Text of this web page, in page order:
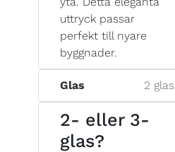
uttryck passar
perfekt till nyare
byggnader.
Glas 2 glas
2- eller 3-
glas?